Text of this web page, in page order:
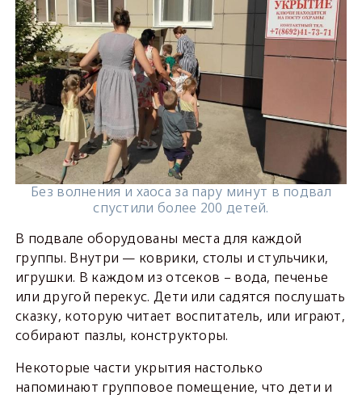
Без волнения и хаоса за пару минут в подвал
спустили более 200 детей.
В подвале оборудованы места для каждой
группы. Внутри — коврики, столы и стульчики,
игрушки. В каждом из отсеков – вода, печенье
или другой перекус. Дети или садятся послушать
сказку, которую читает воспитатель, или играют,
собирают пазлы, конструкторы.
Некоторые части укрытия настолько
напоминают групповое помещение, что дети и